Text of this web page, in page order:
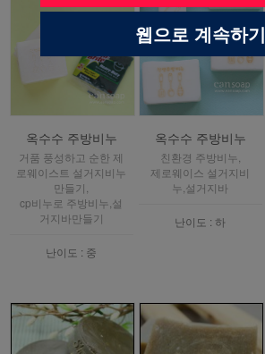
옥수수 주방비누
거품 풍성하고 순한 제
로웨이스트 설거지비누
만들기,
cp비누로 주방비누,설
거지바만들기
난이도 : 중
옥수수 주방비누
친환경 주방비누,
제로웨이스 설거지비
누,설거지바
난이도 : 하
웹으로 계속하기